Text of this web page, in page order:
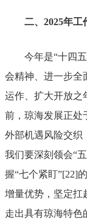
二、 2025年工
今年是“十四五
会精神、进一步全
运作
扩大开放之
前，琼海发展正处
外部机遇风险交织
我们要深刻领会“
握“七个紧盯”[22]
增量优势，坚定扛
走出具有琼海特色